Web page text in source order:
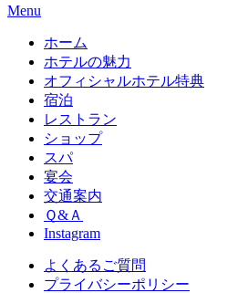
Menu
ホーム
ホテルの魅力
オフィシャルホテル特典
宿泊
レストラン
ショップ
スパ
宴会
交通案内
Ｑ&Ａ
Instagram
よくあるご質問
プライバシーポリシー